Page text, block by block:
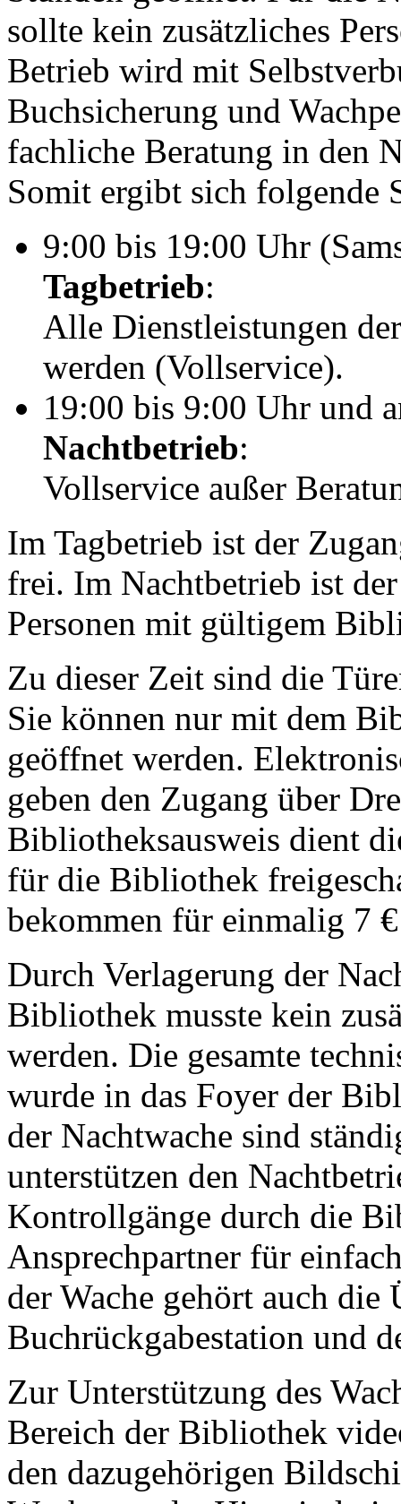
sollte kein zusätzliches
Betrieb wird mit
Buchsicherung und
fachliche Beratung in den
Somit ergibt sich folgende
9:00 bis 19:00 Uhr
Tagbetrieb:
Alle Dienstleistungen
werden (Vollservice).
19:00 bis 9:00 Uhr und
Nachtbetrieb:
Vollservice außer
Im Tagbetrieb ist der
frei. Im Nachtbetrieb ist
Personen mit gültigem
Zu dieser Zeit sind die
Sie können nur mit dem
geöffnet werden.
geben den Zugang über
Bibliotheksausweis dient
für die Bibliothek
bekommen für einmalig 7
Durch Verlagerung der
Bibliothek musste kein
werden. Die gesamte
wurde in das Foyer der
der Nachtwache sind
unterstützen den
Kontrollgänge durch die
Ansprechpartner für
der Wache gehört auch die
Buchrückgabestation und
Zur Unterstützung des
Bereich der Bibliothek
den dazugehörigen